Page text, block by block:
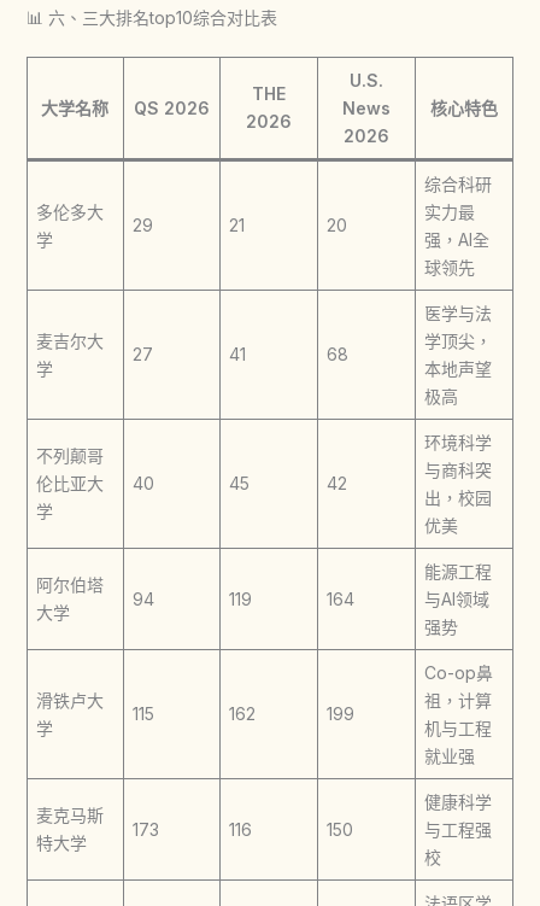
📊 六、三大排名top10综合对比表
大学名称 QS 2026
THE
2026
U.S.
News
2026
核心特色
多伦多大
学
29 21 20
综合科研
实力最
强，AI全
球领先
麦吉尔大
学
27 41 68
医学与法
学顶尖，
本地声望
极高
不列颠哥
伦比亚大
学
40 45 42
环境科学
与商科突
出，校园
优美
阿尔伯塔
大学
94 119 164
能源工程
与AI领域
强势
滑铁卢大
学
115 162 199
Co-op鼻
祖，计算
机与工程
就业强
麦克马斯
特大学
173 116 150
健康科学
与工程强
校